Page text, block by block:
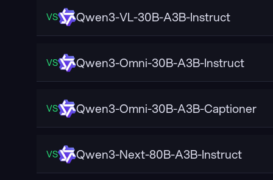
VS Qwen3-VL-30B-A3B-Instruct
VS Qwen3-Omni-30B-A3B-Instruct
VS Qwen3-Omni-30B-A3B-Captioner
VS Qwen3-Next-80B-A3B-Instruct